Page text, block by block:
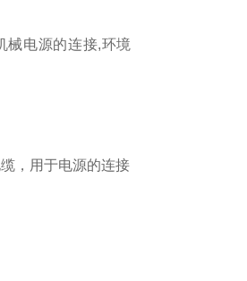
械电源的连接,环境
，用于电源的连接